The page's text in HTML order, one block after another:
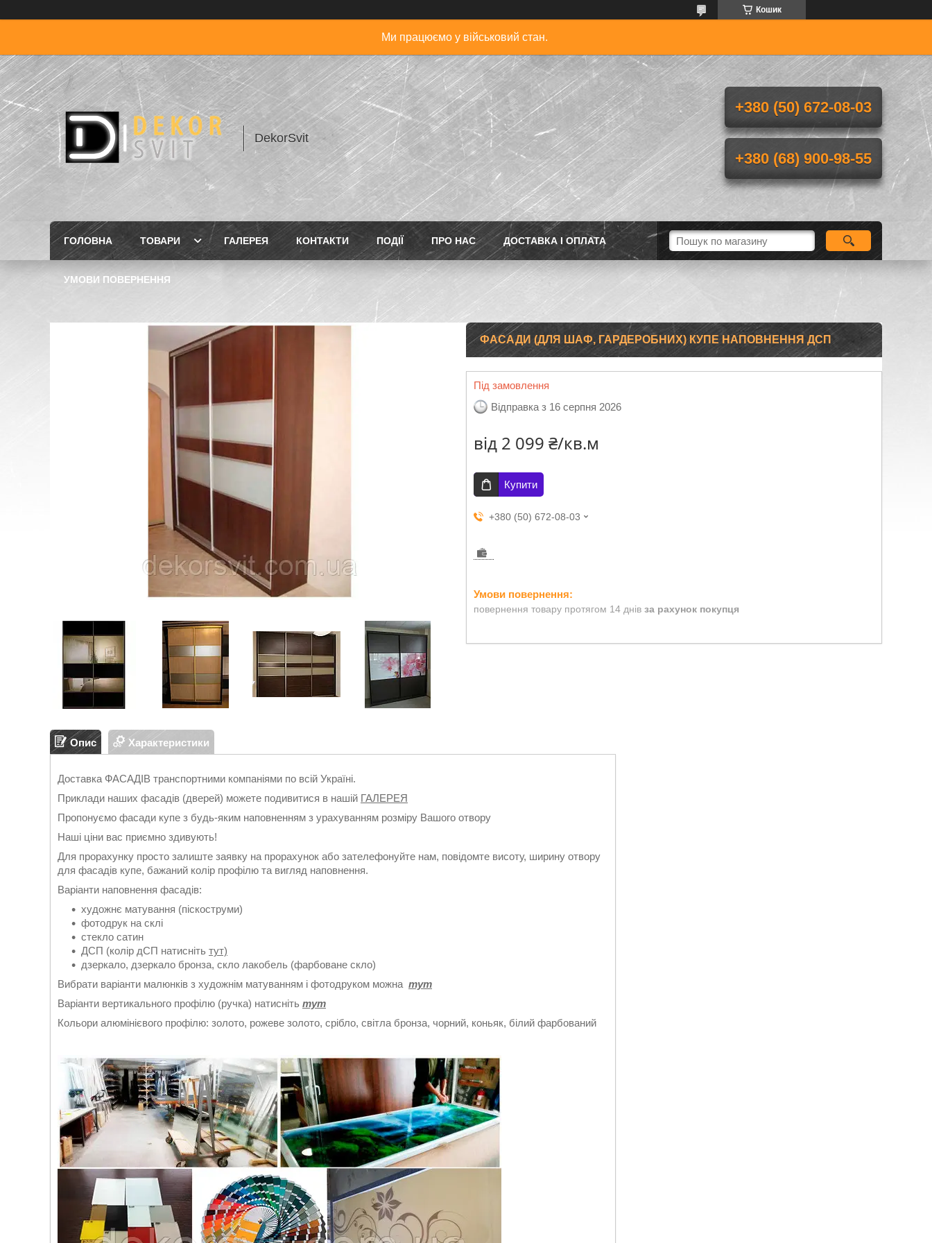
Кошик
Ми працюємо у військовий стан.
DekorSvit
+380 (50) 672-08-03
+380 (68) 900-98-55
ГОЛОВНА ТОВАРИ ГАЛЕРЕЯ КОНТАКТИ ПОДІЇ ПРО НАС ДОСТАВКА І ОПЛАТА
УМОВИ ПОВЕРНЕННЯ
ФАСАДИ (ДЛЯ ШАФ, ГАРДЕРОБНИХ) КУПЕ НАПОВНЕННЯ ДСП
Під замовлення
Відправка з 16 серпня 2026
від 2 099 ₴/кв.м
Купити
+380 (50) 672-08-03
повернення товару протягом 14 днів за рахунок покупця
Опис Характеристики
Доставка ФАСАДІВ транспортними компаніями по всій Україні.
Приклади наших фасадів (дверей) можете подивитися в нашій ГАЛЕРЕЯ
Пропонуємо фасади купе з будь-яким наповненням з урахуванням розміру Вашого отвору
Наші ціни вас приємно здивують!
Для прорахунку просто залиште заявку на прорахунок або зателефонуйте нам, повідомте висоту, ширину отвору
для фасадів купе, бажаний колір профілю та вигляд наповнення.
Варіанти наповнення фасадів:
художнє матування (піскоструми)
фотодрук на склі
стекло сатин
ДСП (колір дСП натисніть тут)
дзеркало, дзеркало бронза, скло лакобель (фарбоване скло)
Вибрати варіанти малюнків з художнім матуванням і фотодруком можна тут
Варіанти вертикального профілю (ручка) натисніть тут
Кольори алюмінієвого профілю: золото, рожеве золото, срібло, світла бронза, чорний, коньяк, білий фарбований